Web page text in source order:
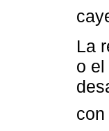
La
o